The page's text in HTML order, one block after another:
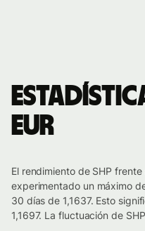
EUR
El rendimiento de SHP
experimentado un máximo
30 días de 1,1637. Esto
1,1697. La fluctuación de